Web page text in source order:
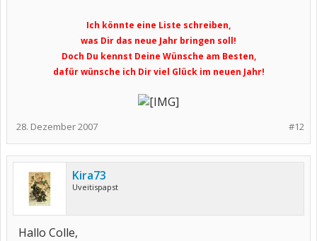
Ich könnte eine Liste schreiben,
was Dir das neue Jahr bringen soll!
Doch Du kennst Deine Wünsche am Besten,
dafür wünsche ich Dir viel Glück im neuen Jahr!
#12
28. Dezember 2007
Kira73
Uveitispapst
Hallo Colle,